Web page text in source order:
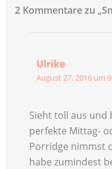
2 Kommentare zu
Ulrike
August 27, 2016 um
Sieht toll aus und
perfekte Mittag-
Porridge nimmst
habe zumindest